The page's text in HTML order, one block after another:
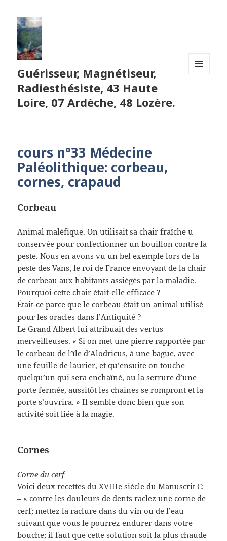
Guérisseur, Magnétiseur,
Radiesthésiste, 43 Haute
Loire, 07 Ardèche, 48 Lozère.
cours n°33 Médecine
Paléolithique: corbeau,
cornes, crapaud
Corbeau
Animal maléfique. On utilisait sa chair fraîche u
conservée pour confectionner un bouillon contre la
peste. Nous en avons vu un bel exemple lors de la
peste des Vans, le roi de France envoyant de la chair
de corbeau aux habitants assiégés par la maladie.
Pourquoi cette chair était-elle efficace ?
Était-ce parce que le corbeau était un animal utilisé
pour les oracles dans l’Antiquité ?
Le Grand Albert lui attribuait des vertus
merveilleuses. « Si on met une pierre rapportée par
le corbeau de l’île d’Alodricus, à une bague, avec
une feuille de laurier, et qu’ensuite on touche
quelqu’un qui sera enchaîné, ou la serrure d’une
porte fermée, aussitôt les chaines se rompront et la
porte s’ouvrira. » Il semble donc bien que son
activité soit liée à la magie.
Cornes
Corne du cerf
Voici deux recettes du XVIIIe siècle du Manuscrit C:
– « contre les douleurs de dents raclez une corne de
cerf; mettez la raclure dans du vin ou de l’eau
suivant que vous le pourrez endurer dans votre
bouche; il faut que cette solution soit la plus chaude